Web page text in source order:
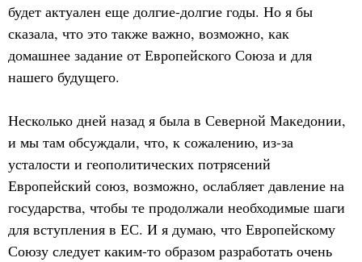
будет актуален еще долгие-долгие годы. Но я бы
сказала, что это также важно, возможно, как
домашнее задание от Европейского Союза и для
нашего будущего.
Несколько дней назад я была в Северной Македонии,
и мы там обсуждали, что, к сожалению, из-за
усталости и геополитических потрясений
Европейский союз, возможно, ослабляет давление на
государства, чтобы те продолжали необходимые шаги
для вступления в ЕС. И я думаю, что Европейскому
Союзу следует каким-то образом разработать очень